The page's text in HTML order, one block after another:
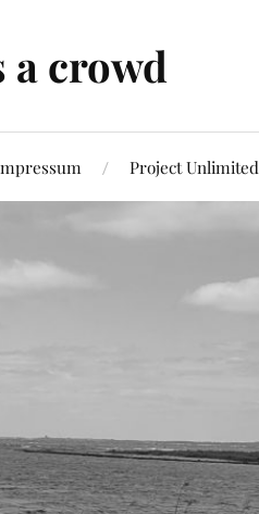
a crowd
Project Unlimited